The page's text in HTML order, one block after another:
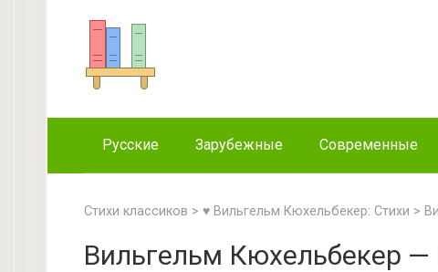
Русские Зарубежные Современные
Стихи классиков > ♥ Вильгельм Кюхельбекер: Стихи >
Вильгельм Кюхельбекер